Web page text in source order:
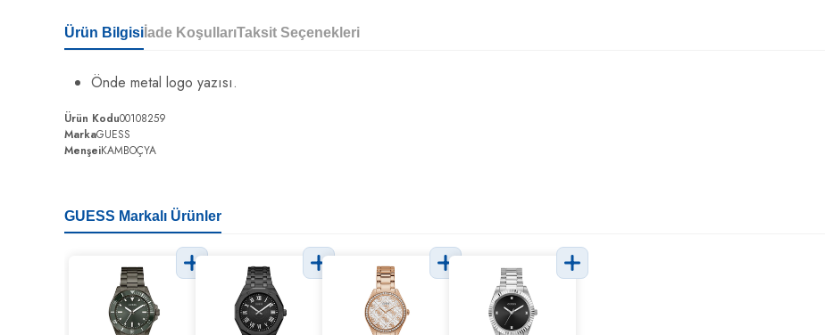
Ürün Bilgisi İade KoşullarıTaksit Seçenekleri
Önde metal logo yazısı.
Ürün Kodu00108259
MarkaGUESS
MenşeiKAMBOÇYA
GUESS Markalı Ürünler